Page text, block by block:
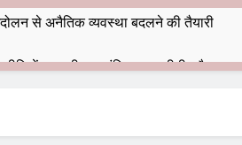
से अनैतिक व्यवस्था बदलने की तैयारी